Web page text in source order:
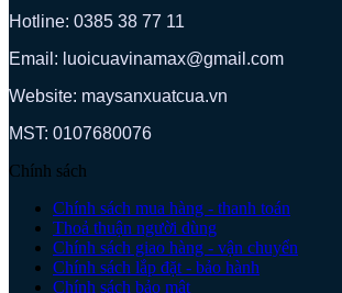
Hotline: 0385 38 77 11
Email: luoicuavinamax@gmail.com
Website: maysanxuatcua.vn
MST: 0107680076
Chính sách
Chính sách mua hàng - thanh toán
Thoả thuận người dùng
Chính sách giao hàng - vận chuyển
Chính sách lắp đặt - bảo hành
Chính sách bảo mật